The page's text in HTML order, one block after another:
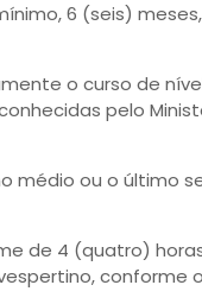
6 (seis)
o curso de
pelo
médio ou o último
de 4 (quatro)
conforme